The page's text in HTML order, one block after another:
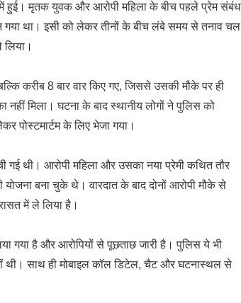
हुई। मृतक युवक और आरोपी महिला के बीच पहले प्रेम संबंध
था। इसी को लेकर तीनों के बीच लंबे समय से तनाव चल
लिया।
करीब 8 बार वार किए गए, जिससे उसकी मौके पर ही
नहीं मिला। घटना के बाद स्थानीय लोगों ने पुलिस को
पोस्टमार्टम के लिए भेजा गया।
थी। आरोपी महिला और उसका नया प्रेमी कथित तौर
बना चुके थे। वारदात के बाद दोनों आरोपी मौके से
में ले लिया है।
गया है और आरोपियों से पूछताछ जारी है। पुलिस ये भी
थी। साथ ही मोबाइल कॉल डिटेल, चैट और घटनास्थल से